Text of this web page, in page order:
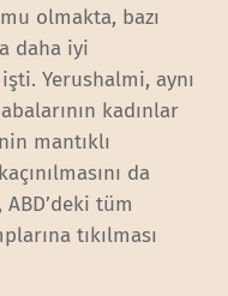
olmakta, bazı
daha iyi
Yerushalmi, aynı
kadınlar
mantıklı
da
tüm
tıkılması